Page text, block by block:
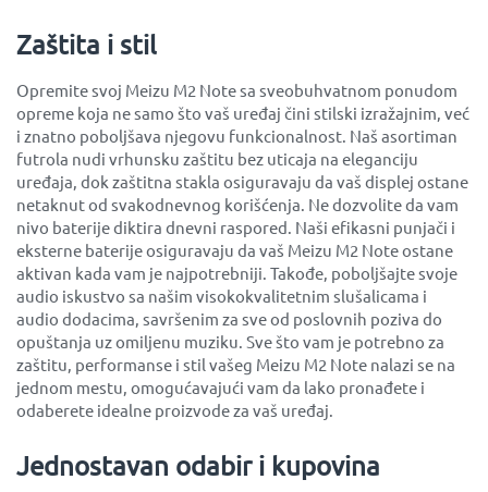
Zaštita i stil
Opremite svoj Meizu M2 Note sa sveobuhvatnom ponudom
opreme koja ne samo što vaš uređaj čini stilski izražajnim, već
i znatno poboljšava njegovu funkcionalnost. Naš asortiman
futrola nudi vrhunsku zaštitu bez uticaja na eleganciju
uređaja, dok zaštitna stakla osiguravaju da vaš displej ostane
netaknut od svakodnevnog korišćenja. Ne dozvolite da vam
nivo baterije diktira dnevni raspored. Naši efikasni punjači i
eksterne baterije osiguravaju da vaš Meizu M2 Note ostane
aktivan kada vam je najpotrebniji. Takođe, poboljšajte svoje
audio iskustvo sa našim visokokvalitetnim slušalicama i
audio dodacima, savršenim za sve od poslovnih poziva do
opuštanja uz omiljenu muziku. Sve što vam je potrebno za
zaštitu, performanse i stil vašeg Meizu M2 Note nalazi se na
jednom mestu, omogućavajući vam da lako pronađete i
odaberete idealne proizvode za vaš uređaj.
Jednostavan odabir i kupovina